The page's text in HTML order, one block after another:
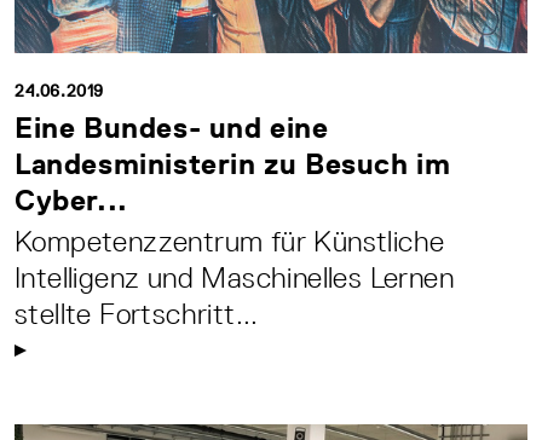
24.06.2019
Eine Bundes- und eine
Landesministerin zu Besuch im
Cyber...
Kompetenzzentrum für Künstliche
Intelligenz und Maschinelles Lernen
stellte Fortschritt...